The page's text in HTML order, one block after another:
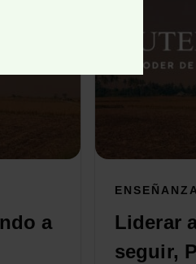
a
Liderar
seguir,